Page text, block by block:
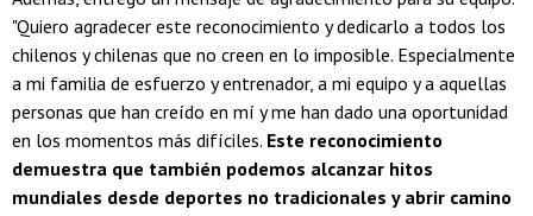
"Quiero agradecer este reconocimiento y dedicarlo a todos los
chilenos y chilenas que no creen en lo imposible. Especialmente
a mi familia de esfuerzo y entrenador, a mi equipo y a aquellas
personas que han creído en mí y me han dado una oportunidad
en los momentos más difíciles. Este reconocimiento
demuestra que también podemos alcanzar hitos
mundiales desde deportes no tradicionales y abrir camino